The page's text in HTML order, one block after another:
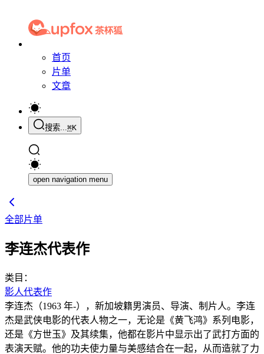
首页
片单
文章
搜索...⌘K
open navigation menu
全部片单
李连杰代表作
类目：
影人代表作
李连杰（1963 年-），新加坡籍男演员、导演、制片人。李连
杰是武侠电影的代表人物之一，无论是《黄飞鸿》系列电影，
还是《方世玉》及其续集，他都在影片中显示出了武打方面的
表演天赋。他的功夫使力量与美感结合在一起，从而造就了力